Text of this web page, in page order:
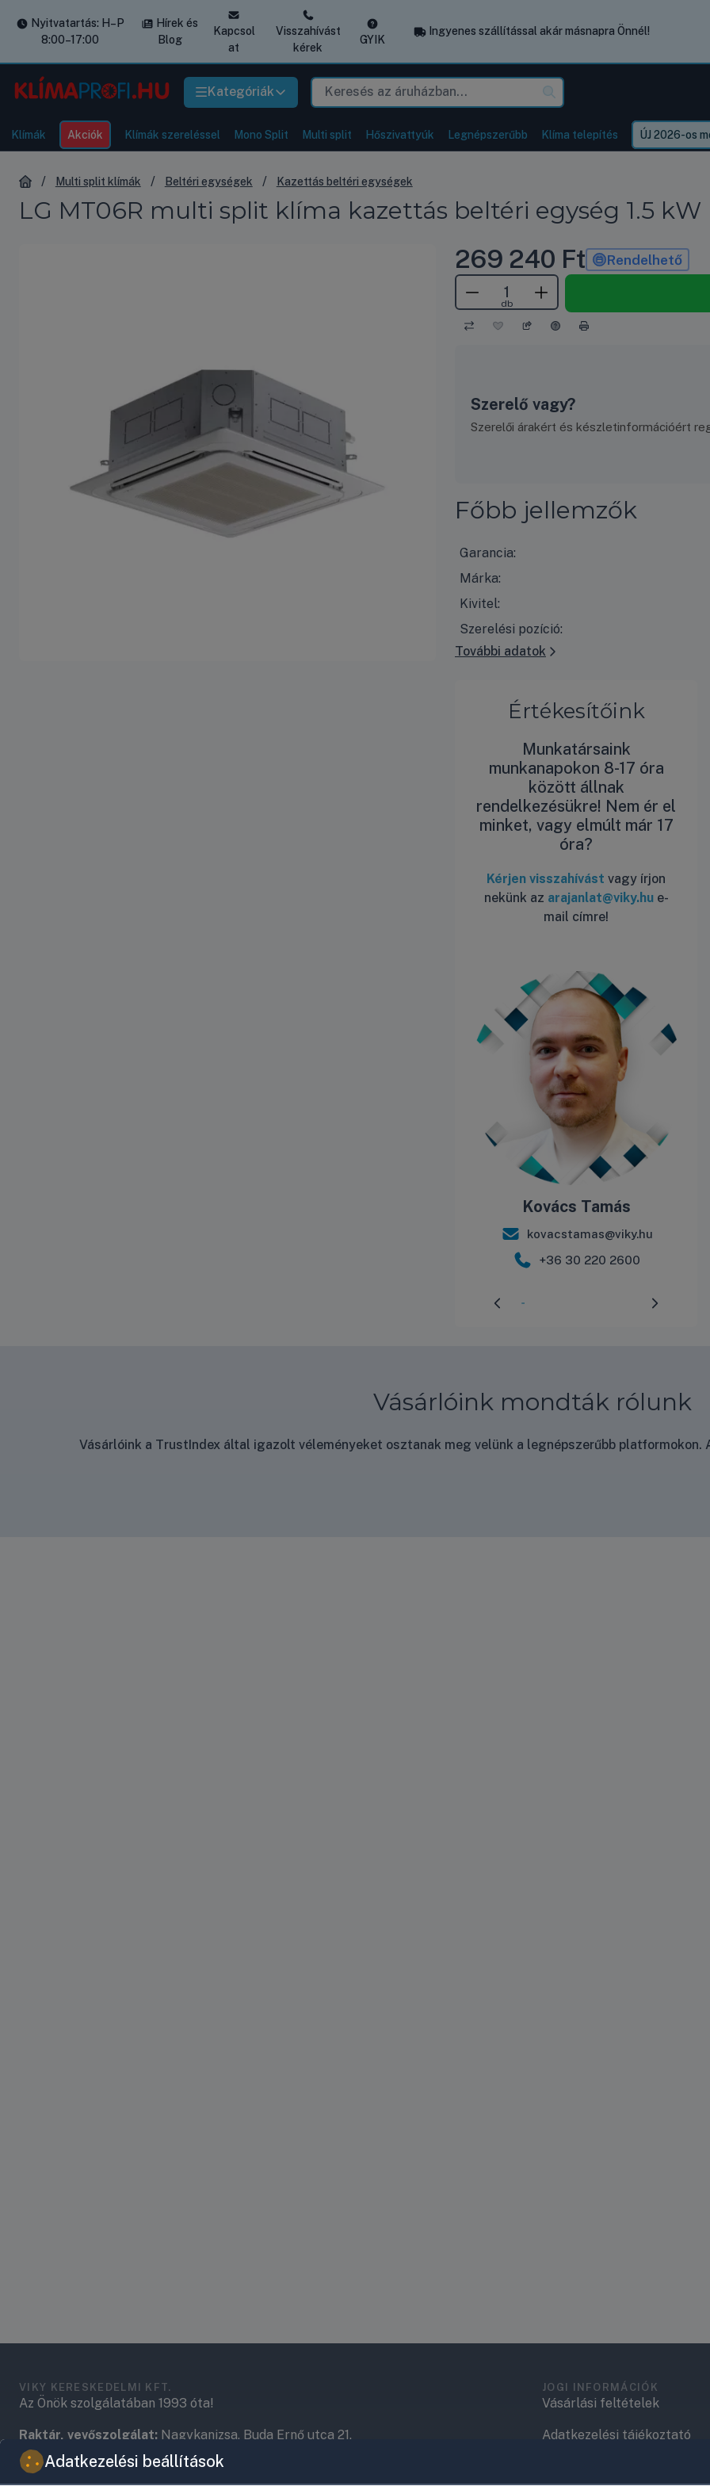
Kategóriák
Nyitvatartás: H–P
8:00–17:00
Hírek és
Blog
Kapcsol
at
Visszahívást
kérek
GYIK
Ingyenes szállítással akár másnapra Önnél!
Klímák Akciók Klímák szereléssel Mono Split Multi split Hőszivattyúk Legnépszerűbb Klíma telepítés ÚJ 2026-os
Multi split klímák Beltéri egységek Kazettás beltéri egységek
LG MT06R multi split klíma kazettás beltéri egység 1.5 kW
269 240 Ft Rendelhető
db
Szerelő vagy?
Szerelői árakért és készletinformációért
Főbb jellemzők
Garancia:
Márka:
Kivitel:
Szerelési pozíció:
További adatok
Értékesítőink
Munkatársaink
munkanapokon 8-17 óra
között állnak
rendelkezésükre! Nem ér el
minket, vagy elmúlt már 17
óra?
Kérjen visszahívást vagy írjon
nekünk az arajanlat@viky.hue-
mail címre!
Kovács Tamás
kovacstamas@viky.hu
+36 30 220 2600
Vásárlóink mondták rólunk
Vásárlóink a TrustIndex által igazolt véleményeket osztanak meg velünk a legnépszerűbb
VIKY KERESKEDELMI KFT.
Az Önök szolgálatában 1993 óta!
Raktár, vevőszolgálat: Nagykanizsa, Buda Ernő utca 21.
Központ (nem vevőszolgálat): Nagykanizsa, Récsei út 3.
JOGI INFORMÁCIÓK
Vásárlási feltételek
Adatkezelési tájékoztató
Adatkezelési beállítások